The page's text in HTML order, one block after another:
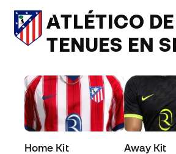
ATLÉTICO DE MADRID
TENUES EN
Home Kit Away Kit